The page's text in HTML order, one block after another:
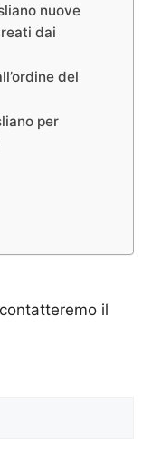
nuove
dai
del
per
il